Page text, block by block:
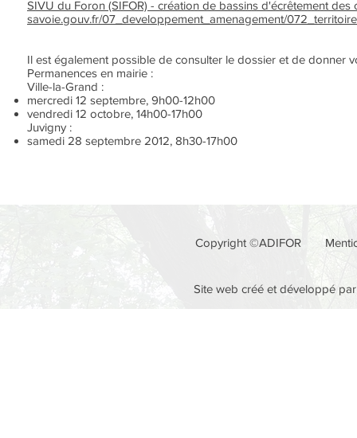
SIVU du Foron (SIFOR) - création de bassins d'écrêtement
savoie.gouv.fr/07_developpement_amenagement/
Il est également possible de consulter le dossier et de donner
Permanences en mairie :
Ville-la-Grand :
mercredi 12 septembre, 9h00-12h00
vendredi 12 octobre, 14h00-17h00
Juvigny :
samedi 28 septembre 2012, 8h30-17h00
Site web créé et développé
Copyright ©ADIFOR